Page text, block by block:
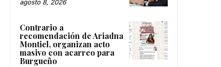
agosto 8, 2026
Contrario a
recomendación de Ariadna
Montiel, organizan acto
masivo con acarreo para
Burgueño